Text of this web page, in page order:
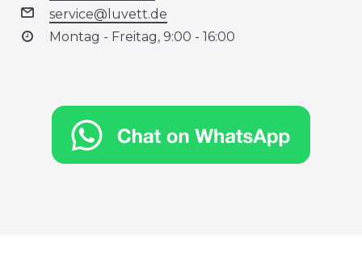
service@luvett.de
Montag - Freitag, 9:00 - 16:00